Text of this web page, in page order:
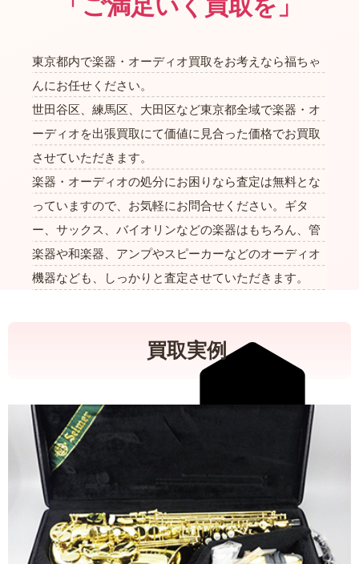
「ご満足いく買取を」
東京都内で楽器・オーディオ買取をお考えなら福ちゃ
んにお任せください。
世田谷区、練馬区、大田区など東京都全域で楽器・オ
ーディオを出張買取にて価値に見合った価格でお買取
させていただきます。
楽器・オーディオの処分にお困りなら査定は無料とな
っていますので、お気軽にお問合せください。ギタ
ー、サックス、バイオリンなどの楽器はもちろん、管
楽器や和楽器、アンプやスピーカーなどのオーディオ
機器なども、しっかりと査定させていただきます。
買取実例